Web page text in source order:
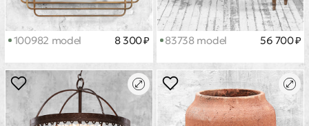
100982 model 8 300 ₽ 83738 model 56 700 ₽